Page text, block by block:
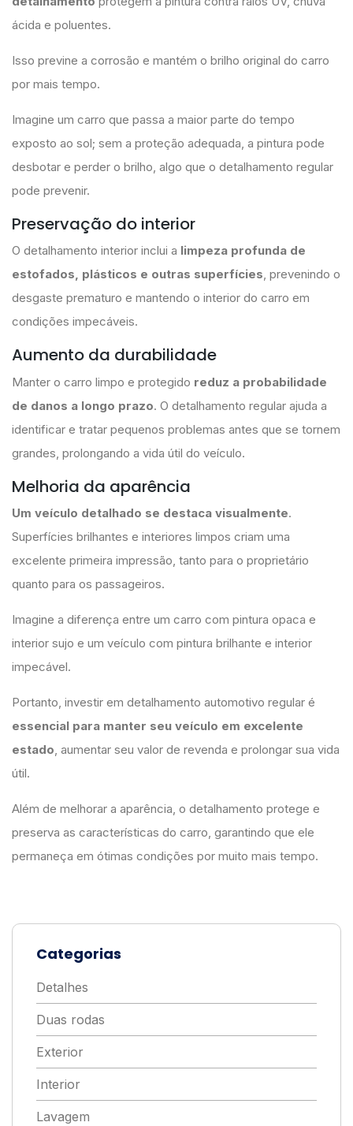
ácida e poluentes.
Isso previne a corrosão e mantém o brilho original do carro
por mais tempo.
Imagine um carro que passa a maior parte do tempo
exposto ao sol; sem a proteção adequada, a pintura pode
desbotar e perder o brilho, algo que o detalhamento regular
pode prevenir.
Preservação do interior
O detalhamento interior inclui a limpeza profunda de
estofados, plásticos e outras superfícies, prevenindo o
desgaste prematuro e mantendo o interior do carro em
condições impecáveis.
Aumento da durabilidade
Manter o carro limpo e protegido reduz a probabilidade
de danos a longo prazo. O detalhamento regular ajuda a
identificar e tratar pequenos problemas antes que se tornem
grandes, prolongando a vida útil do veículo.
Melhoria da aparência
Um veículo detalhado se destaca visualmente.
Superfícies brilhantes e interiores limpos criam uma
excelente primeira impressão, tanto para o proprietário
quanto para os passageiros.
Imagine a diferença entre um carro com pintura opaca e
interior sujo e um veículo com pintura brilhante e interior
impecável.
Portanto, investir em detalhamento automotivo regular é
essencial para manter seu veículo em excelente
estado, aumentar seu valor de revenda e prolongar sua vida
útil.
Além de melhorar a aparência, o detalhamento protege e
preserva as características do carro, garantindo que ele
permaneça em ótimas condições por muito mais tempo.
Categorias
Detalhes
Duas rodas
Exterior
Interior
Lavagem